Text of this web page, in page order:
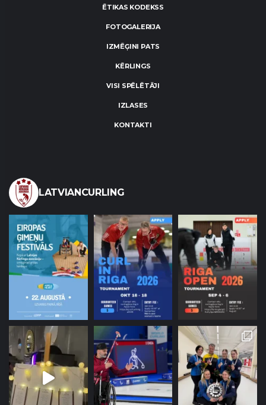
ĒTIKAS KODEKSS
FOTOGALERIJA
IZMĒĢINI PATS
KĒRLINGS
VISI SPĒLĒTĀJI
IZLASES
KONTAKTI
LATVIANCURLING